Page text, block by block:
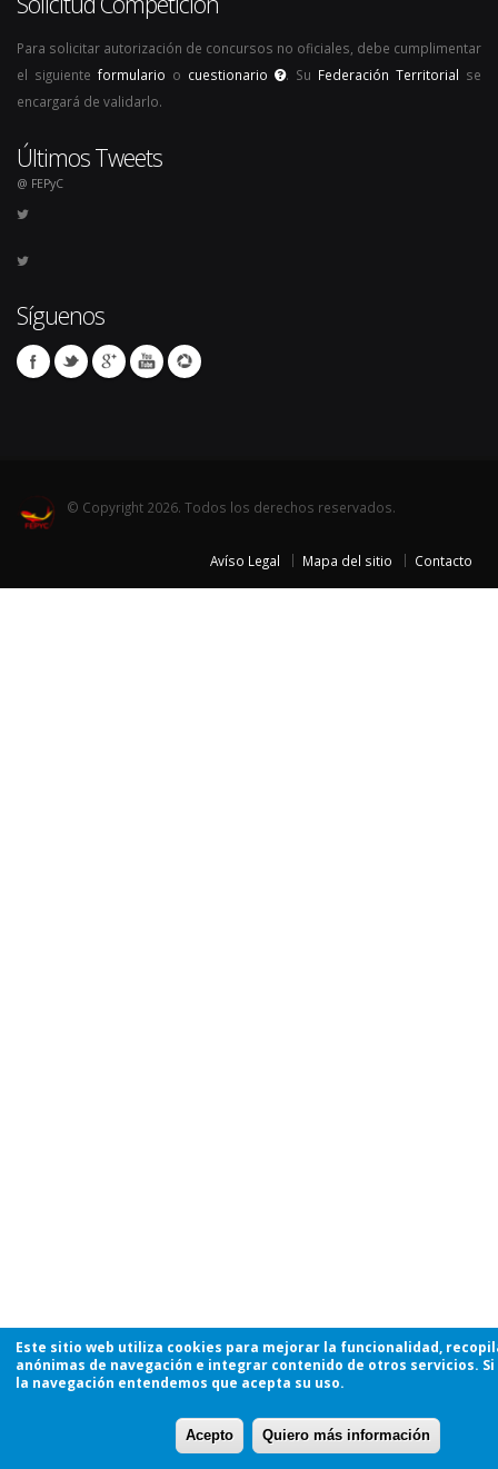
Para solicitar autorización de concursos no oficiales, debe cumplimentar
el siguiente formulario o cuestionario . Su Federación Territorial se
encargará de validarlo.
Últimos Tweets
@ FEPyC
Síguenos
© Copyright 2026. Todos los derechos reservados.
Avíso Legal Mapa del sitio Contacto
Este sitio web utiliza cookies para mejorar la funcionalidad,
anónimas de navegación e integrar contenido de otros servicios.
la navegación entendemos que acepta su uso.
Acepto Quiero más información